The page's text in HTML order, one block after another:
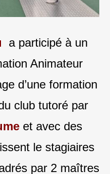
a participé à un
Animateur
d’une formation
club tutoré par
et avec des
le stagiaires
par 2 maîtres